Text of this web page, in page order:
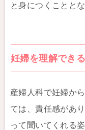
と身につくことと
妊婦を理解でき
産婦人科で妊婦か
ては、責任感があ
って聞いてくれる